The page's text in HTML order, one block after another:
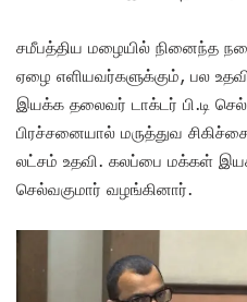
சமீபத்திய மழையில் நினைந்த
ஏழை எளியவர்களுக்கும், பல
இயக்க தலைவர் டாக்டர் பி.டி
பிரச்சனையால் மருத்துவ சிகிச்சை
லட்சம் உதவி. கலப்பை மக்கள்
செல்வகுமார் வழங்கினார்.